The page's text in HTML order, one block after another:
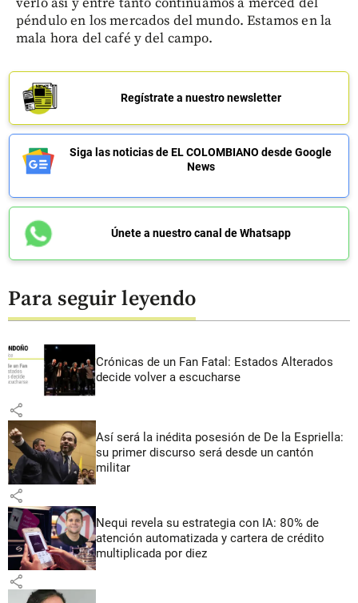
péndulo en los mercados del mundo. Estamos en la
mala hora del café y del campo.
Regístrate a nuestro newsletter
Siga las noticias de EL COLOMBIANO desde Google
News
Únete a nuestro canal de Whatsapp
Para seguir leyendo
Crónicas de un Fan Fatal: Estados Alterados
decide volver a escucharse
share
Así será la inédita posesión de De la Espriella:
su primer discurso será desde un cantón
militar
share
Nequi revela su estrategia con IA: 80% de
atención automatizada y cartera de crédito
multiplicada por diez
share